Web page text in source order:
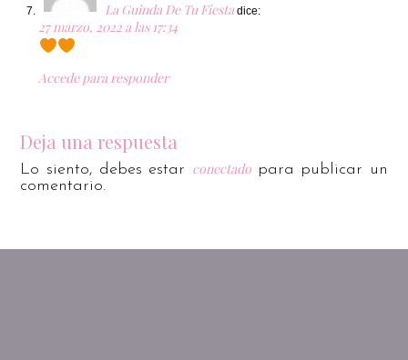
La Guinda De Tu Fiesta dice:
27 marzo, 2022 a las 17:34
Accede para responder
Deja una respuesta
Lo siento, debes estar conectadopara publicar un
comentario.